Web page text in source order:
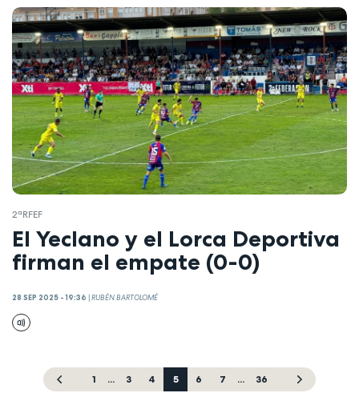
2ªRFEF
El Yeclano y el Lorca Deportiva
firman el empate (0-0)
28 SEP 2025 - 19:36 |RUBÉN BARTOLOMÉ
1 ... 3 4 5 6 7 ... 36